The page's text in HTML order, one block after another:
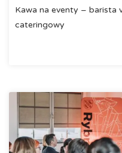
Kawa na eventy – barista
cateringowy